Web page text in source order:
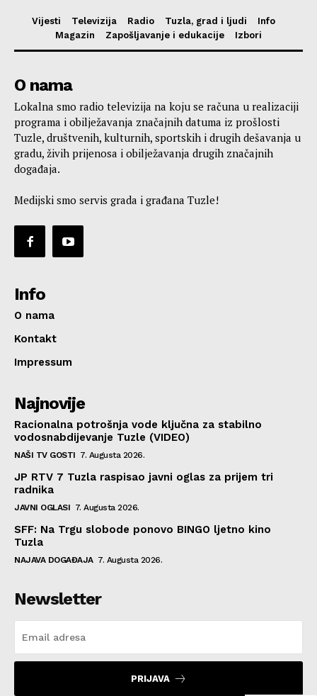
Vijesti Televizija Radio Tuzla, grad i ljudi
Info
Magazin
Zapošljavanje i edukacije Izbori
O nama
Lokalna smo radio televizija na koju se računa u realizaciji
programa i obilježavanja značajnih datuma iz prošlosti
Tuzle, društvenih, kulturnih, sportskih i drugih dešavanja u
gradu, živih prijenosa i obilježavanja drugih značajnih
događaja.
Medijski smo servis grada i građana Tuzle!
Info
O nama
Kontakt
Impressum
Najnovije
Racionalna potrošnja vode ključna za stabilno
vodosnabdijevanje Tuzle (VIDEO)
NAŠI TV GOSTI 7. Augusta 2026.
JP RTV 7 Tuzla raspisao javni oglas za prijem tri
radnika
JAVNI OGLASI 7. Augusta 2026.
SFF: Na Trgu slobode ponovo BINGO ljetno kino
Tuzla
NAJAVA DOGAĐAJA 7. Augusta 2026.
Newsletter
PRIJAVA